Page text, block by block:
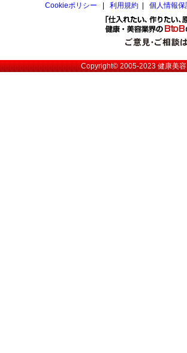
Cookieポリシー
利用規約 個人情報
Copyright© 2005-2023健康美